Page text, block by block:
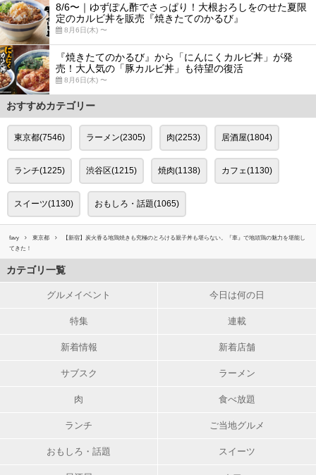
8/6〜｜ゆずぽん酢でさっぱり！大根おろしをのせた夏限
定のカルビ丼を販売『焼きたてのかるび』
8月6日(木) 〜
『焼きたてのかるび』から「にんにくカルビ丼」が発
売！大人気の「豚カルビ丼」も待望の復活
8月6日(木) 〜
おすすめカテゴリー
東京都(7546) ラーメン(2305) 肉(2253) 居酒屋(1804)
ランチ(1225) 渋谷区(1215) 焼肉(1138) カフェ(1130)
スイーツ(1130) おもしろ・話題(1065)
favy 東京都
【新宿】炭火香る地鶏焼きも究極のとろける親子丼も堪らない。『車』で地頭鶏の魅力を堪能し
てきた！
カテゴリ一覧
グルメイベント 今日は何の日
特集 連載
新着情報 新着店舗
サブスク ラーメン
肉 食べ放題
ランチ ご当地グルメ
おもしろ・話題 スイーツ